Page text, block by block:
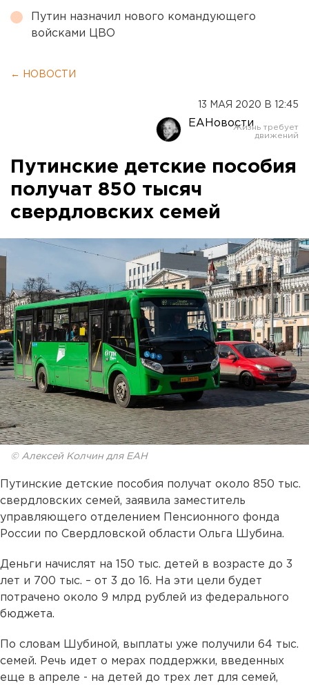
Путин назначил нового командующего
войсками ЦВО
← НОВОСТИ
13 МАЯ 2020 В 12:45
ЕАНовости
Путинские детские пособия
получат 850 тысяч
свердловских семей
© Алексей Колчин для ЕАН
Путинские детские пособия получат около 850 тыс.
свердловских семей, заявила заместитель
управляющего отделением Пенсионного фонда
России по Свердловской области Ольга Шубина.
Деньги начислят на 150 тыс. детей в возрасте до 3
лет и 700 тыс. – от 3 до 16. На эти цели будет
потрачено около 9 млрд рублей из федерального
бюджета.
По словам Шубиной, выплаты уже получили 64 тыс.
семей. Речь идет о мерах поддержки, введенных
еще в апреле - на детей до трех лет для семей,